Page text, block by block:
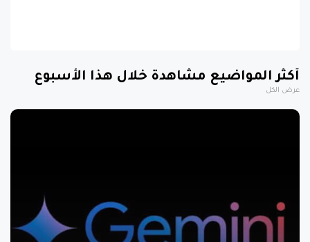
أكثر المواضيع مشاهدة خلال هذا الأسبوع
عرض الكل